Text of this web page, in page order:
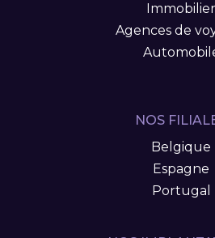
Immobilier
Agences de
NOS
Belgique
Espagne
Portugal